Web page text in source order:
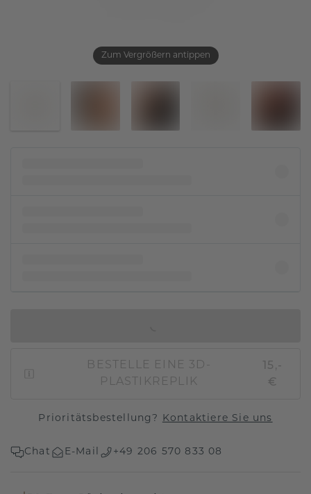
Zum Vergrößern antippen
BESTELLE EINE 3D-
PLASTIKREPLIK
15,-
€
Prioritätsbestellung? Kontaktiere Sie uns
Chat E-Mail +49 206 570 833 08